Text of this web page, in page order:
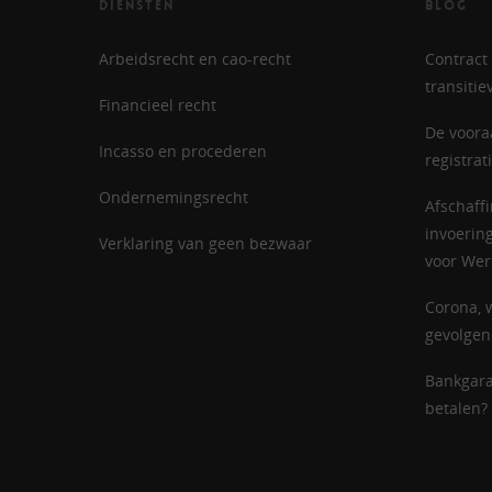
DIENSTEN
Arbeidsrecht en cao-recht
Financieel recht
Incasso en procederen
Ondernemingsrecht
Verklaring van geen bezwaar
BLOG
De
voor
Corona,
betalen?